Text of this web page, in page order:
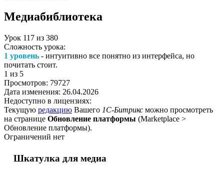
Медиабиблиотека
Урок 117 из 380
Сложность урока:
1 уровень - интуитивно все понятно из интерфейса, но
почитать стоит.
1 из 5
Просмотров: 79727
Дата изменения: 26.04.2026
Недоступно в лицензиях:
Текущую редакцию Вашего 1С-Битрикс можно просмотреть
на странице Обновление платформы (Marketplace >
Обновление платформы).
Ограничений нет
Шкатулка для медиа